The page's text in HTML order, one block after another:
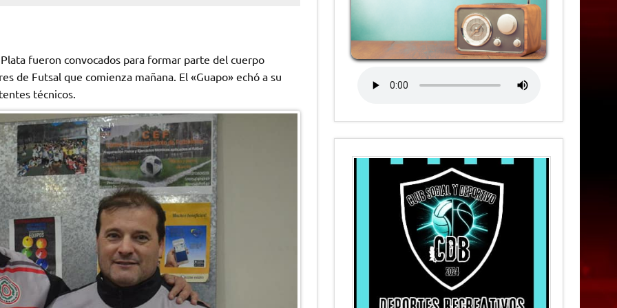
fueron convocados para formar parte del cuerpo
de Futsal que comienza mañana. El «Guapo» echó a su
técnicos.